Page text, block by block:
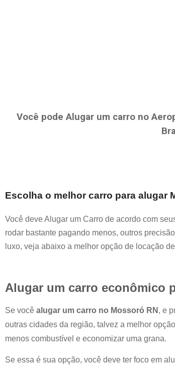
Você pode Alugar um carro no
Escolha o melhor carro para alugar
Você deve Alugar um Carro de acordo com
rodar bastante pagando menos, outros
luxo, veja abaixo a melhor opção de locação
Alugar um carro econômico
Se você alugar um carro no Mossoró RN , e
outras cidades da região, talvez a melhor
menos combustível e economizar uma grana.
Se essa é sua opção, você deve ter foco em